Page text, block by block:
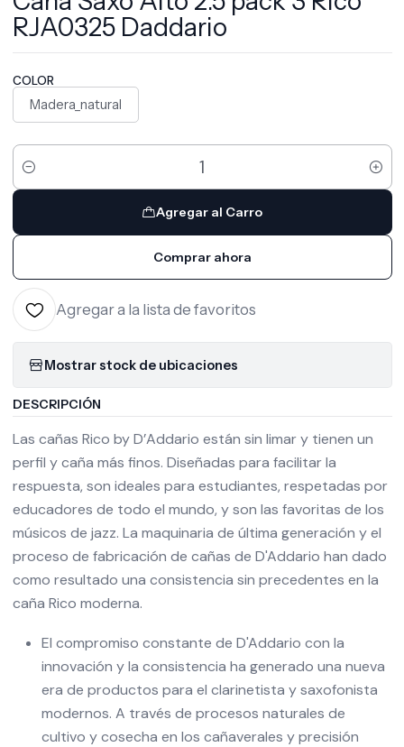
RJA0325 Daddario
COLOR
Madera_natural
Cantidad
Agregar al Carro
Comprar ahora
Agregar a la lista de favoritos
Mostrar stock de ubicaciones
DESCRIPCIÓN
Las cañas Rico by D’Addario están sin limar y tienen un
perfil y caña más finos. Diseñadas para facilitar la
respuesta, son ideales para estudiantes, respetadas por
educadores de todo el mundo, y son las favoritas de los
músicos de jazz. La maquinaria de última generación y el
proceso de fabricación de cañas de D'Addario han dado
como resultado una consistencia sin precedentes en la
caña Rico moderna.
El compromiso constante de D'Addario con la
innovación y la consistencia ha generado una nueva
era de productos para el clarinetista y saxofonista
modernos. A través de procesos naturales de
cultivo y cosecha en los cañaverales y precisión